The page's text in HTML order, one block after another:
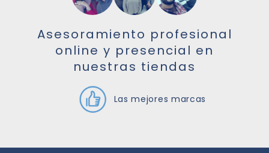
Asesoramiento profesional
online y presencial en
nuestras tiendas
Las mejores marcas